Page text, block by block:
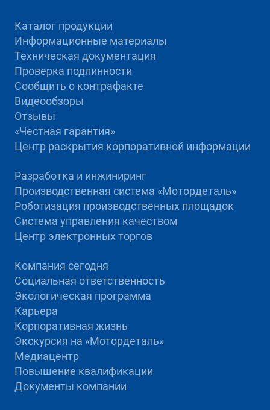
Каталог продукции
Информационные материалы
Техническая документация
Проверка подлинности
Сообщить о контрафакте
Видеообзоры
Отзывы
«Честная гарантия»
Центр раскрытия корпоративной информации
Разработка и инжиниринг
Производственная система «Mотордеталь»
Роботизация производственных площадок
Система управления качеством
Центр электронных торгов
Компания сегодня
Социальная ответственность
Экологическая программа
Карьера
Корпоративная жизнь
Экскурсия на «Мотордеталь»
Медиацентр
Повышение квалификации
Документы компании